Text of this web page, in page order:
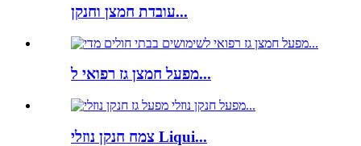
עובדת חמצן וחנקן...
מפעל חמצן גז רפואי ל...
צמח חנקן נוזלי Liqui...